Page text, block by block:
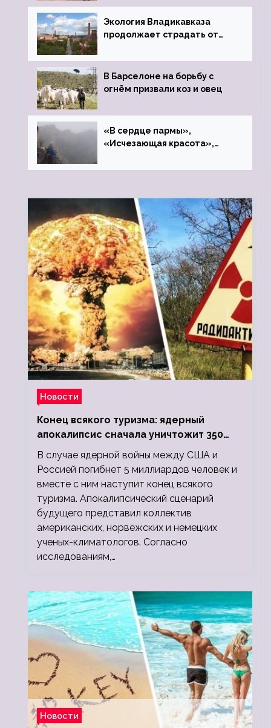
Экология Владикавказа
продолжает страдать от
В Барселоне на борьбу с
огнём призвали коз и овец
«В сердце пармы»,
«Исчезающая красота»,
Новости
Конец всякого туризма: ядерный
апокалипсис сначала уничтожит 350
миллионов, а потом 5 миллиардов
людей
В случае ядерной войны между США и
Россией погибнет 5 миллиардов человек и
вместе с ним наступит конец всякого
туризма. Апокалипсический сценарий
будущего представил коллектив
американских, норвежских и немецких
ученых-климатологов. Согласно
исследованиям,…
Новости